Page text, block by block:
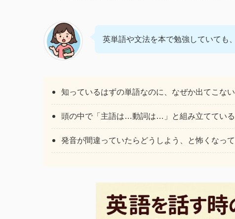
英単語や文法を本で勉強していても
知っているはずの単語なのに、なぜか出てこない
頭の中で「主語は…動詞は…」と組み立てている
発音が間違っていたらどうしよう、と怖くなっ